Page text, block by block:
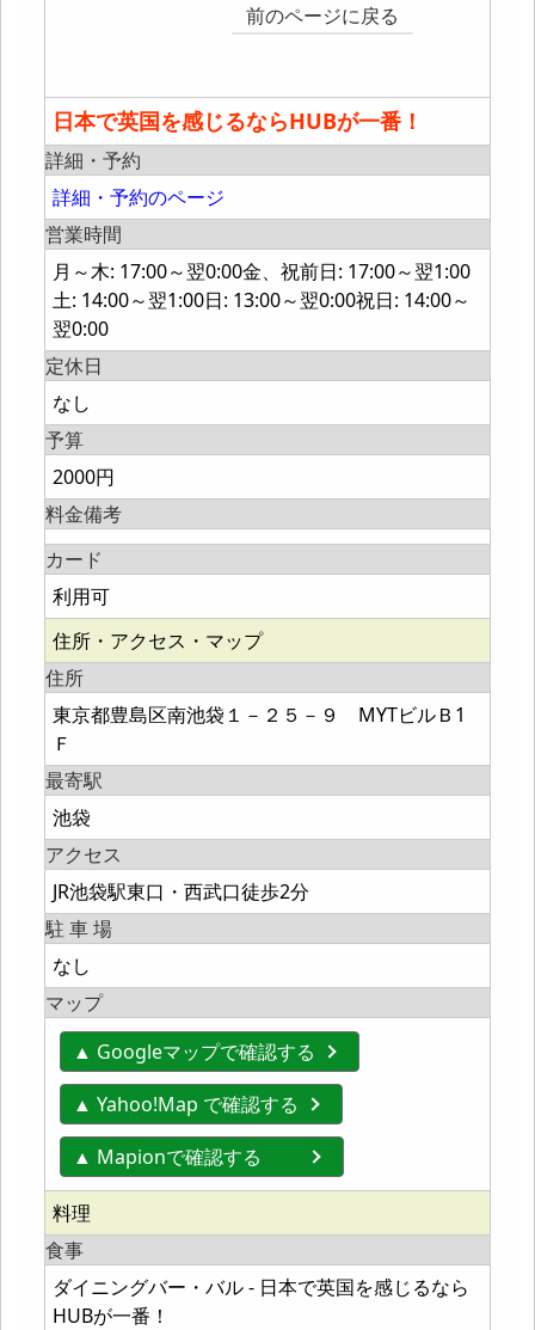
前のページに戻る
日本で英国を感じるならHUBが一番！
詳細・予約
詳細・予約のページ
営業時間
月～木: 17:00～翌0:00金、祝前日: 17:00～翌1:00
土: 14:00～翌1:00日: 13:00～翌0:00祝日: 14:00～
翌0:00
定休日
なし
予算
2000円
料金備考
カード
利用可
住所・アクセス・マップ
住所
東京都豊島区南池袋１－２５－９ MYTビルＢ1
Ｆ
最寄駅
池袋
アクセス
JR池袋駅東口・西武口徒歩2分
駐 車 場
なし
マップ
▲ Googleマップで確認する
▲ Yahoo!Map で確認する
▲ Mapionで確認する
料理
食事
ダイニングバー・バル - 日本で英国を感じるなら
HUBが一番！